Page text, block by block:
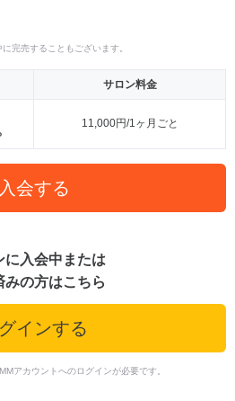
完売することもございます。
サロン料金
11,000円/1ヶ月ごと
入会する
に入会中または
みの方はこちら
インする
アカウントへのログインが必要です。